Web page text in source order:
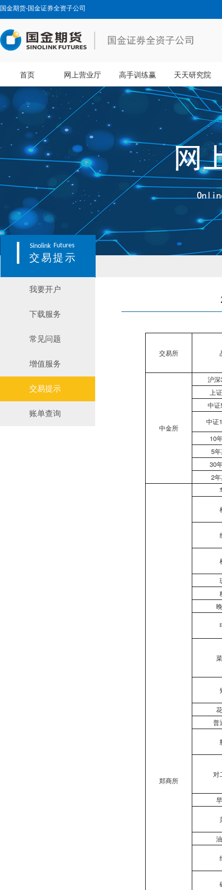
国金期货-国金证券全资子公司
首页 网上营业厅 高手训练赢 天天研究院
Sinolink Futures
交易提示
我要开户
下载服务
常见问题
增值服务
交易提示
账单查询
交易所
中金所
沪
上
中
中证
10
5
30
2
郑商所
普
对